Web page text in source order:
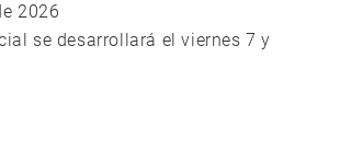
2026
se desarrollará el viernes 7 y